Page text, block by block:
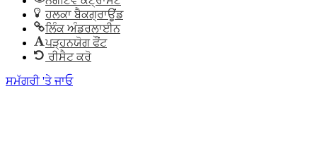
ਹਲਕਾ ਬੈਕਗ੍ਰਾਊਂਡ
ਲਿੰਕ ਅੰਡਰਲਾਈਨ
ਪੜ੍ਹਨਯੋਗ ਫੌਂਟ
ਰੀਸੈਟ ਕਰੋ
ਸਮੱਗਰੀ 'ਤੇ ਜਾਓ